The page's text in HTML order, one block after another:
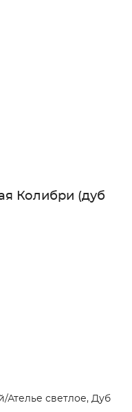
Колибри (дуб
Ателье светлое, Дуб